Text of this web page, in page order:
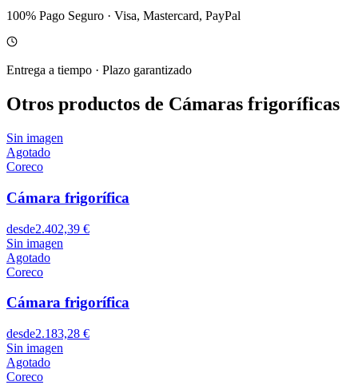
100% Pago Seguro · Visa, Mastercard, PayPal
Entrega a tiempo · Plazo garantizado
Otros productos de Cámaras frigoríficas
Sin imagen
Agotado
Coreco
Cámara frigorífica
desde2.402,39 €
Sin imagen
Agotado
Coreco
Cámara frigorífica
desde2.183,28 €
Sin imagen
Agotado
Coreco